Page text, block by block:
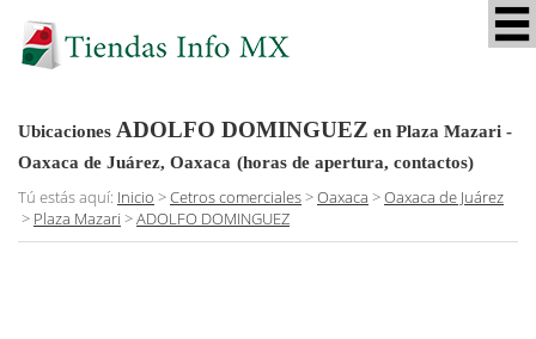
Ubicaciones ADOLFO DOMINGUEZ en Plaza Mazari -
Oaxaca de Juárez, Oaxaca (horas de apertura, contactos)
Tú estás aquí: Inicio >Cetros comerciales>Oaxaca >Oaxaca de Juárez
> Plaza Mazari >ADOLFO DOMINGUEZ